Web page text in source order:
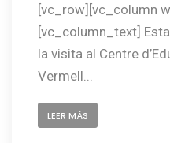
[vc_row][vc_column
[vc_column_text]
la visita al Centre
Vermell...
LEER MÁS